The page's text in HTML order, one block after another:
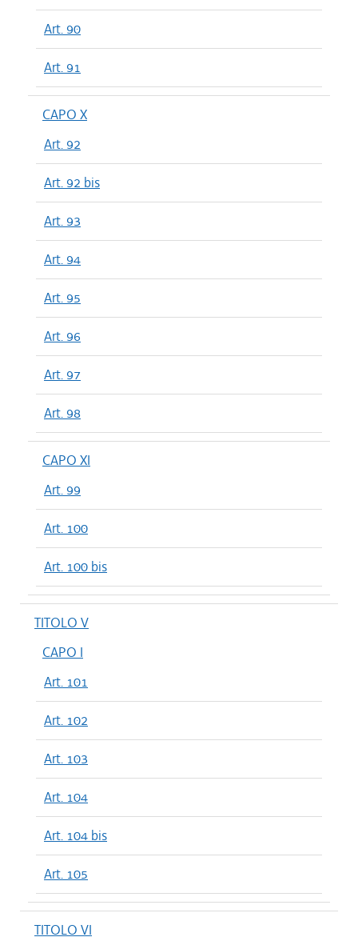
Art. 90
Art. 91
CAPO X
Art. 92
Art. 92 bis
Art. 93
Art. 94
Art. 95
Art. 96
Art. 97
Art. 98
CAPO XI
Art. 99
Art. 100
Art. 100 bis
TITOLO V
CAPO I
Art. 101
Art. 102
Art. 103
Art. 104
Art. 104 bis
Art. 105
TITOLO VI